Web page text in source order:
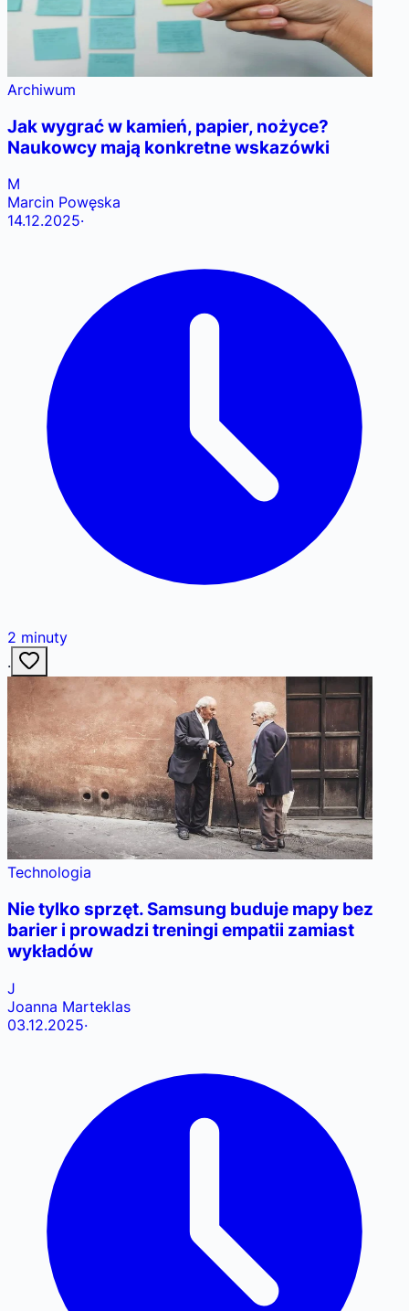
Archiwum
Jak wygrać w kamień, papier, nożyce?
Naukowcy mają konkretne wskazówki
M
Marcin Powęska
14.12.2025·
2 minuty
·
Technologia
Nie tylko sprzęt. Samsung buduje mapy bez
barier i prowadzi treningi empatii zamiast
wykładów
J
Joanna Marteklas
03.12.2025·